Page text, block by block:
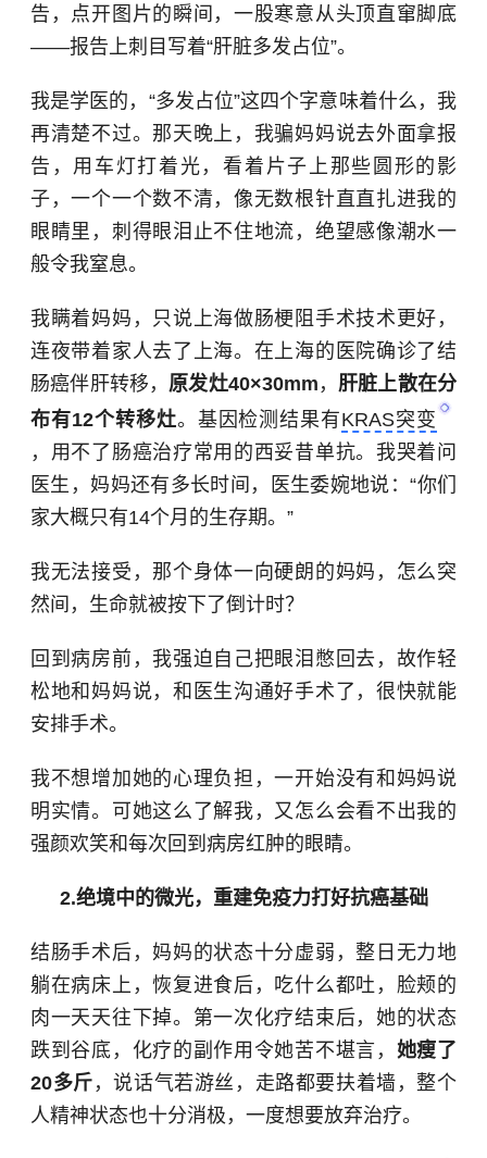
告，点开图片的瞬间，一股寒意从头顶直窜脚底
——报告上刺目写着“肝脏多发占位”。
我是学医的，“多发占位”这四个字意味着什么，我
再清楚不过。那天晚上，我骗妈妈说去外面拿报
告，用车灯打着光，看着片子上那些圆形的影
子，一个一个数不清，像无数根针直直扎进我的
眼睛里，刺得眼泪止不住地流，绝望感像潮水一
般令我窒息。
我瞒着妈妈，只说上海做肠梗阻手术技术更好，
连夜带着家人去了上海。在上海的医院确诊了结
肠癌伴肝转移， 原发灶40×30mm ，肝脏上散在分
布有12个转移灶。基因检测结果有KRAS突变
，用不了肠癌治疗常用的西妥昔单抗。我哭着问
医生，妈妈还有多长时间，医生委婉地说：“你们
家大概只有14个月的生存期。”
我无法接受，那个身体一向硬朗的妈妈，怎么突
然间，生命就被按下了倒计时？
回到病房前，我强迫自己把眼泪憋回去，故作轻
松地和妈妈说，和医生沟通好手术了，很快就能
安排手术。
我不想增加她的心理负担，一开始没有和妈妈说
明实情。可她这么了解我，又怎么会看不出我的
强颜欢笑和每次回到病房红肿的眼睛。
2.绝境中的微光，重建免疫力打好抗癌基础
结肠手术后，妈妈的状态十分虚弱，整日无力地
躺在病床上，恢复进食后，吃什么都吐，脸颊的
肉一天天往下掉。第一次化疗结束后，她的状态
跌到谷底，化疗的副作用令她苦不堪言， 她瘦了
20多斤 ，说话气若游丝，走路都要扶着墙，整个
人精神状态也十分消极，一度想要放弃治疗。